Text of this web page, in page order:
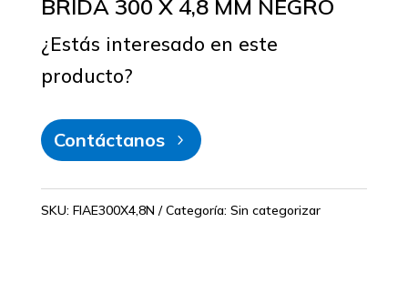
BRIDA 300 X 4,8 MM NEGRO
¿Estás interesado en este
producto?
Contáctanos
SKU: FIAE300X4,8N Categoría: Sin categorizar